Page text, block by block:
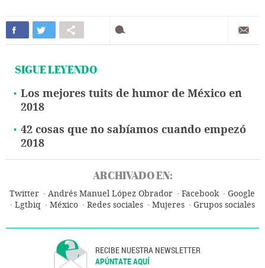
SIGUE LEYENDO
Los mejores tuits de humor de México en
2018
42 cosas que no sabíamos cuando empezó
2018
ARCHIVADO EN:
Twitter Andrés Manuel López Obrador Facebook
Google
Lgtbiq
México Redes sociales Mujeres
Grupos sociales
RECIBE NUESTRA NEWSLETTER
APÚNTATE AQUÍ